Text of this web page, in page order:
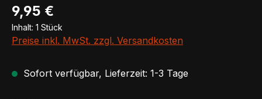
Regulärer Preis:
9,95 €
Inhalt: 1 Stück
Preise inkl. MwSt. zzgl. Versandkosten
Sofort verfügbar, Lieferzeit: 1-3 Tage